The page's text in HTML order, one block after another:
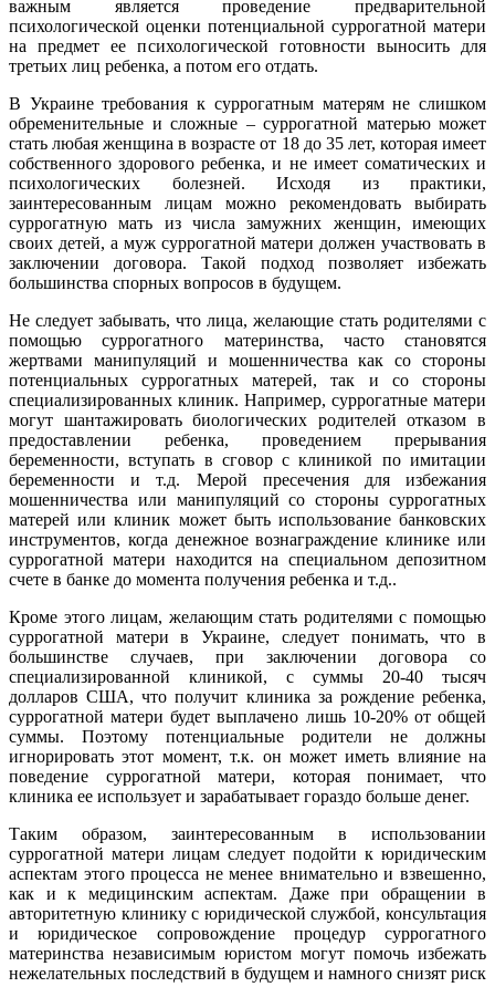
важным является проведение предварительной
психологической оценки потенциальной суррогатной матери
на предмет ее психологической готовности выносить для
третьих лиц ребенка, а потом его отдать.
В Украине требования к суррогатным матерям не слишком
обременительные и сложные – суррогатной матерью может
стать любая женщина в возрасте от 18 до 35 лет, которая имеет
собственного здорового ребенка, и не имеет соматических и
психологических болезней. Исходя из практики,
заинтересованным лицам можно рекомендовать выбирать
суррогатную мать из числа замужних женщин, имеющих
своих детей, а муж суррогатной матери должен участвовать в
заключении договора. Такой подход позволяет избежать
большинства спорных вопросов в будущем.
Не следует забывать, что лица, желающие стать родителями с
помощью суррогатного материнства, часто становятся
жертвами манипуляций и мошенничества как со стороны
потенциальных суррогатных матерей, так и со стороны
специализированных клиник. Например, суррогатные матери
могут шантажировать биологических родителей отказом в
предоставлении ребенка, проведением прерывания
беременности, вступать в сговор с клиникой по имитации
беременности и т.д. Мерой пресечения для избежания
мошенничества или манипуляций со стороны суррогатных
матерей или клиник может быть использование банковских
инструментов, когда денежное вознаграждение клинике или
суррогатной матери находится на специальном депозитном
счете в банке до момента получения ребенка и т.д..
Кроме этого лицам, желающим стать родителями с помощью
суррогатной матери в Украине, следует понимать, что в
большинстве случаев, при заключении договора со
специализированной клиникой, с суммы 20-40 тысяч
долларов США, что получит клиника за рождение ребенка,
суррогатной матери будет выплачено лишь 10-20% от общей
суммы. Поэтому потенциальные родители не должны
игнорировать этот момент, т.к. он может иметь влияние на
поведение суррогатной матери, которая понимает, что
клиника ее использует и зарабатывает гораздо больше денег.
Таким образом, заинтересованным в использовании
суррогатной матери лицам следует подойти к юридическим
аспектам этого процесса не менее внимательно и взвешенно,
как и к медицинским аспектам. Даже при обращении в
авторитетную клинику с юридической службой, консультация
и юридическое сопровождение процедур суррогатного
материнства независимым юристом могут помочь избежать
нежелательных последствий в будущем и намного снизят риск